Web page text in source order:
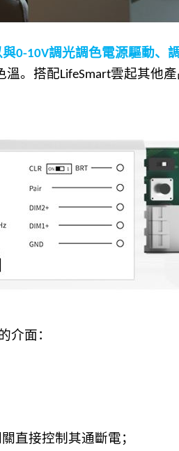
與0-10V調光調色電源驅動、
溫。搭配LifeSmart雲起其他
介面：
直接控制其通斷電；